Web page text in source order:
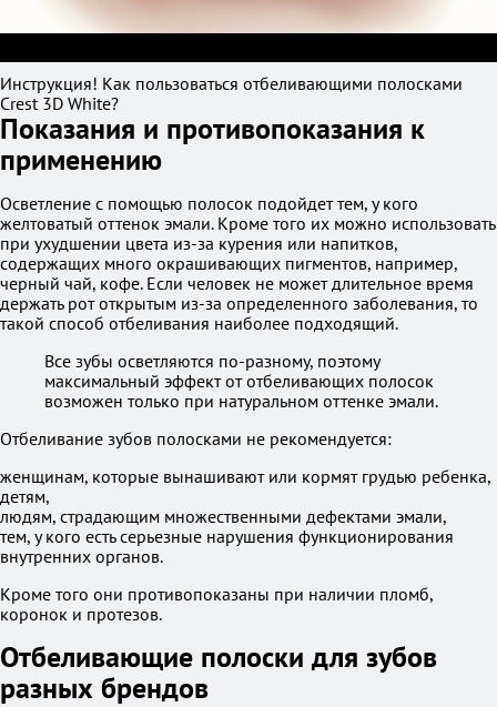
Инструкция! Как пользоваться отбеливающими полосками
Crest 3D White?
Показания и противопоказания к
применению
Осветление с помощью полосок подойдет тем, у кого
желтоватый оттенок эмали. Кроме того их можно использовать
при ухудшении цвета из-за курения или напитков,
содержащих много окрашивающих пигментов, например,
черный чай, кофе. Если человек не может длительное время
держать рот открытым из-за определенного заболевания, то
такой способ отбеливания наиболее подходящий.
Все зубы осветляются по-разному, поэтому
максимальный эффект от отбеливающих полосок
возможен только при натуральном оттенке эмали.
Отбеливание зубов полосками не рекомендуется:
женщинам, которые вынашивают или кормят грудью ребенка,
детям,
людям, страдающим множественными дефектами эмали,
тем, у кого есть серьезные нарушения функционирования
внутренних органов.
Кроме того они противопоказаны при наличии пломб,
коронок и протезов.
Отбеливающие полоски для зубов
разных брендов